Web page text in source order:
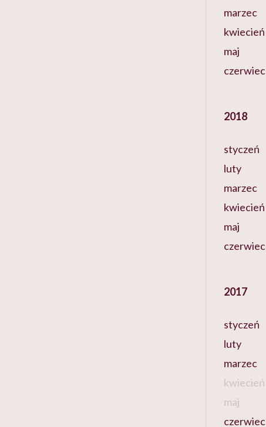
marzec
kwiecień
maj
czerwiec
2018
styczeń
luty
marzec
kwiecień
maj
czerwiec
2017
styczeń
luty
marzec
kwiecień
maj
czerwiec